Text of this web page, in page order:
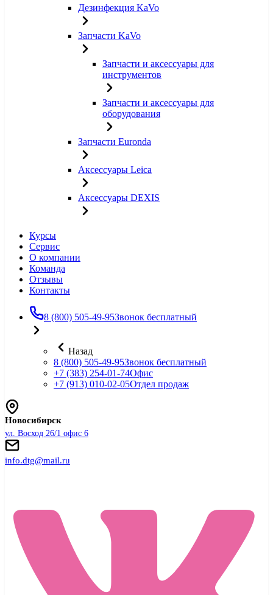
Дезинфекция KaVo
Запчасти KaVo
Запчасти и аксессуары для
инструментов
Запчасти и аксессуары для
оборудования
Запчасти Euronda
Аксессуары Leica
Аксессуары DEXIS
Курсы
Сервис
О компании
Команда
Отзывы
Контакты
8 (800) 505-49-95Звонок бесплатный
Назад
8 (800) 505-49-95Звонок бесплатный
+7 (383) 254-01-74Офис
+7 (913) 010-02-05Отдел продаж
Новосибирск
ул. Восход 26/1 офис 6
info.dtg@mail.ru